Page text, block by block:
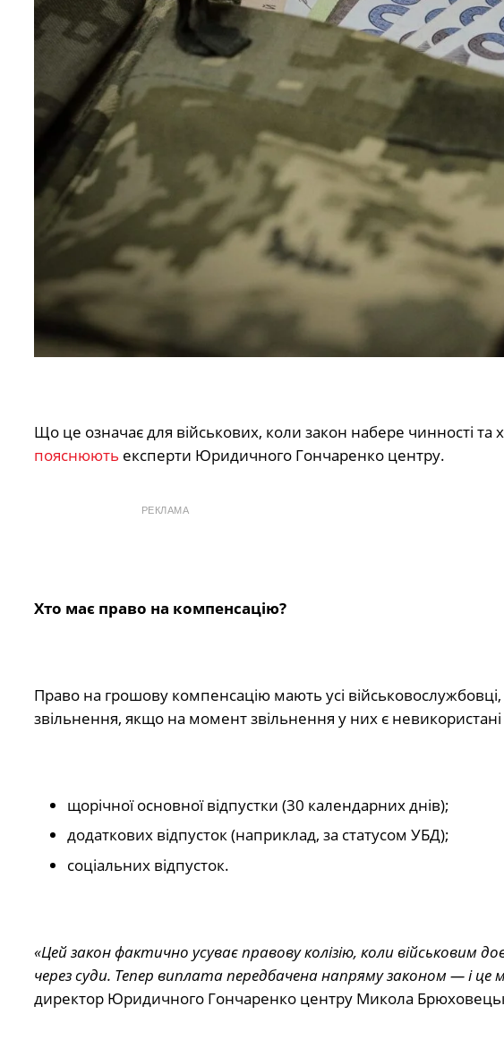
Що це означає для військових, коли закон набере чинності
пояснюють експерти Юридичного Гончаренко центру.
РЕКЛАМА
Хто має право на компенсацію?
Право на грошову компенсацію мають усі
звільнення, якщо на момент звільнення у них є невикористані
щорічної основної відпустки (30 календарних днів);
додаткових відпусток (наприклад, за статусом УБД);
соціальних відпусток.
«Цей закон фактично усуває правову колізію, коли військовим
через суди. Тепер виплата передбачена напряму законом — і
директор Юридичного Гончаренко центру Микола